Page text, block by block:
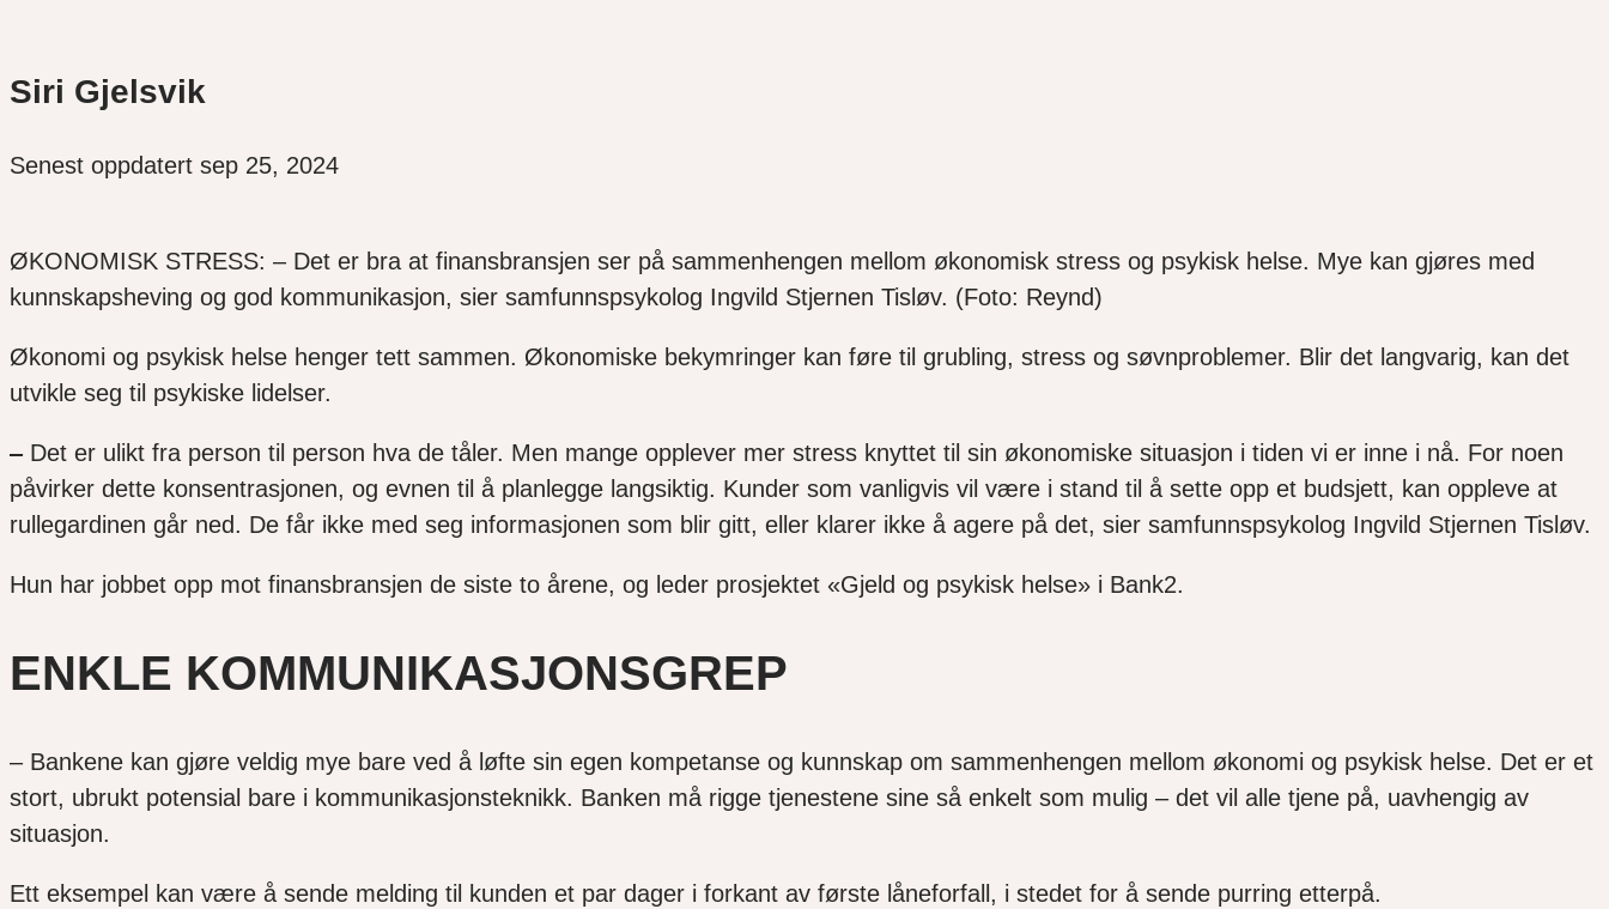
Siri Gjelsvik
Senest oppdatert sep 25, 2024
ØKONOMISK STRESS: – Det er bra at finansbransjen ser på sammenhengen mellom økonomisk stress og psykisk helse. Mye kan gjøres med
kunnskapsheving og god kommunikasjon, sier samfunnspsykolog Ingvild Stjernen Tisløv. (Foto: Reynd)
Økonomi og psykisk helse henger tett sammen. Økonomiske bekymringer kan føre til grubling, stress og søvnproblemer. Blir det langvarig, kan det
utvikle seg til psykiske lidelser.
–Det er ulikt fra person til person hva de tåler. Men mange opplever mer stress knyttet til sin økonomiske situasjon i tiden vi er inne i nå. For noen
påvirker dette konsentrasjonen, og evnen til å planlegge langsiktig. Kunder som vanligvis vil være i stand til å sette opp et budsjett, kan oppleve at
rullegardinen går ned. De får ikke med seg informasjonen som blir gitt, eller klarer ikke å agere på det, sier samfunnspsykolog Ingvild Stjernen Tisløv.
Hun har jobbet opp mot finansbransjen de siste to årene, og leder prosjektet «Gjeld og psykisk helse» i Bank2.
ENKLE KOMMUNIKASJONSGREP
– Bankene kan gjøre veldig mye bare ved å løfte sin egen kompetanse og kunnskap om sammenhengen mellom økonomi og psykisk helse. Det er et
stort, ubrukt potensial bare i kommunikasjonsteknikk. Banken må rigge tjenestene sine så enkelt som mulig – det vil alle tjene på, uavhengig av
situasjon.
Ett eksempel kan være å sende melding til kunden et par dager i forkant av første låneforfall, i stedet for å sende purring etterpå.